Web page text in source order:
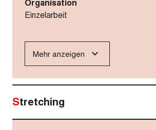
Einzelarbeit
Mehr anzeigen
Stretching